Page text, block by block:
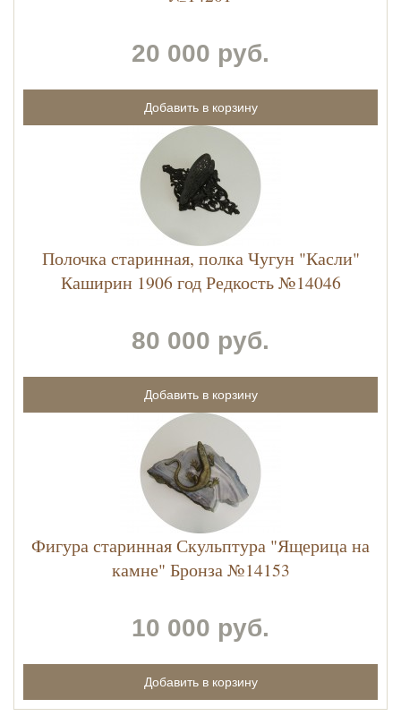
20 000 руб.
Полочка старинная, полка Чугун "Касли"
Каширин 1906 год Редкость №14046
80 000 руб.
Фигура старинная Скульптура "Ящерица на
камне" Бронза №14153
10 000 руб.